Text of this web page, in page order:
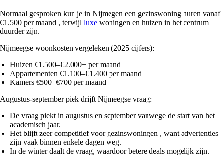
Normaal gesproken kun je in Nijmegen een gezinswoning huren vanaf
€1.500 per maand , terwijl luxe woningen en huizen in het centrum
duurder zijn.
Nijmeegse woonkosten vergeleken (2025 cijfers):
Huizen €1.500–€2.000+ per maand
Appartementen €1.100–€1.400 per maand
Kamers €500–€700 per maand
Augustus-september piek drijft Nijmeegse vraag:
De vraag piekt in augustus en septembervanwege de start van het
academisch jaar.
Het blijft zeer competitief voor gezinswoningen , want advertenties
zijn vaak binnen enkele dagen weg.
In de winter daalt de vraag, waardoorbetere deals mogelijk zijn.